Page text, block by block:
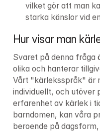
vilket gör att man
starka känslor vid
Hur visar man
Svaret på denna fråga
olika och hanterar
Vårt "kärleksspråk" är
individuellt, och utöver
erfarenhet av kärlek i
barndomen, kan våra
beroende på